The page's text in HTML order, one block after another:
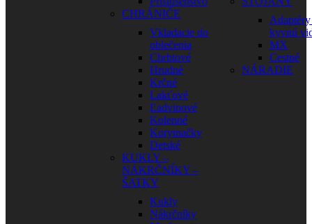
CHRÁNIČE
Vkladacie do
oblečenia
Chrbtové
Hrudné
Krčné
Lakťové
Ľadvinové
Kolenné
Korytnačky
Detské
KUKLY –
NÁKRČNÍKY –
ŠATKY
Kukly
Nákrčníky
kyvnú
MX
Cestné
NÁRADIE